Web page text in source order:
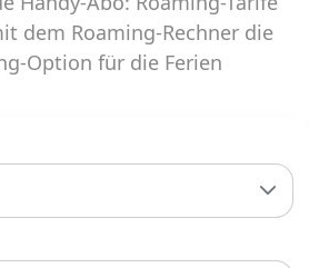
Hotspots und Smart
dem Roaming-Rechner die
Option für die Ferien